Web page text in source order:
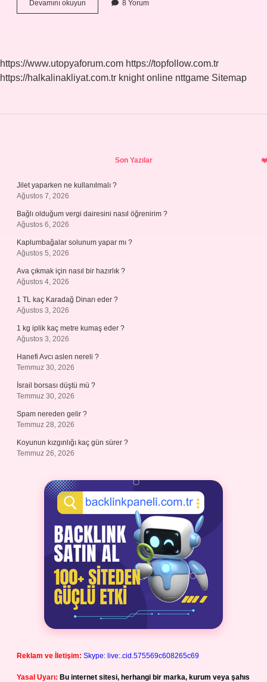
Devamını okuyun
Saten
8 Yorum
https://www.utopyaforum.com https://topfollow.com.tr
https://halkalinakliyat.com.tr knight online nttgame Sitemap
Son Yazılar
Jilet yaparken ne kullanılmalı ?
Ağustos 7, 2026
Bağlı olduğum vergi dairesini nasıl öğrenirim ?
Ağustos 6, 2026
Kaplumbağalar solunum yapar mı ?
Ağustos 5, 2026
Ava çıkmak için nasıl bir hazırlık ?
Ağustos 4, 2026
1 TL kaç Karadağ Dinarı eder ?
Ağustos 3, 2026
1 kg iplik kaç metre kumaş eder ?
Ağustos 3, 2026
Hanefi Avcı aslen nereli ?
Temmuz 30, 2026
İsrail borsası düştü mü ?
Temmuz 30, 2026
Spam nereden gelir ?
Temmuz 28, 2026
Koyunun kızgınlığı kaç gün sürer ?
Temmuz 26, 2026
Reklam ve İletişim: Skype: live:.cid.575569c608265c69
Yasal Uyarı: Bu internet sitesi, herhangi bir marka, kurum veya şahıs